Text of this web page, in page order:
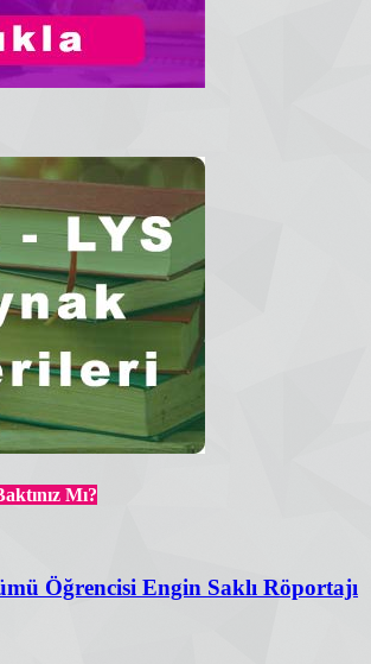
Mı?
Öğrencisi Engin Saklı Röportajı